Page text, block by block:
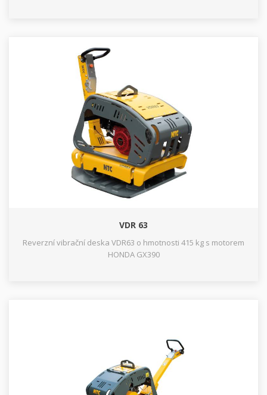
VDR 63
Reverzní vibrační deska VDR63 o hmotnosti 415 kg s motorem
HONDA GX390